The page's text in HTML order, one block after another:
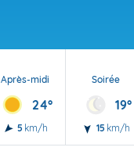
Après-midi
24°
5 km/h
Soirée
19°
15 km/h